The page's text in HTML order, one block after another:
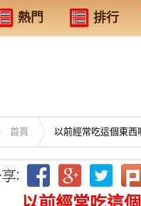
熱門 排行
首頁 以前經常吃這個東西